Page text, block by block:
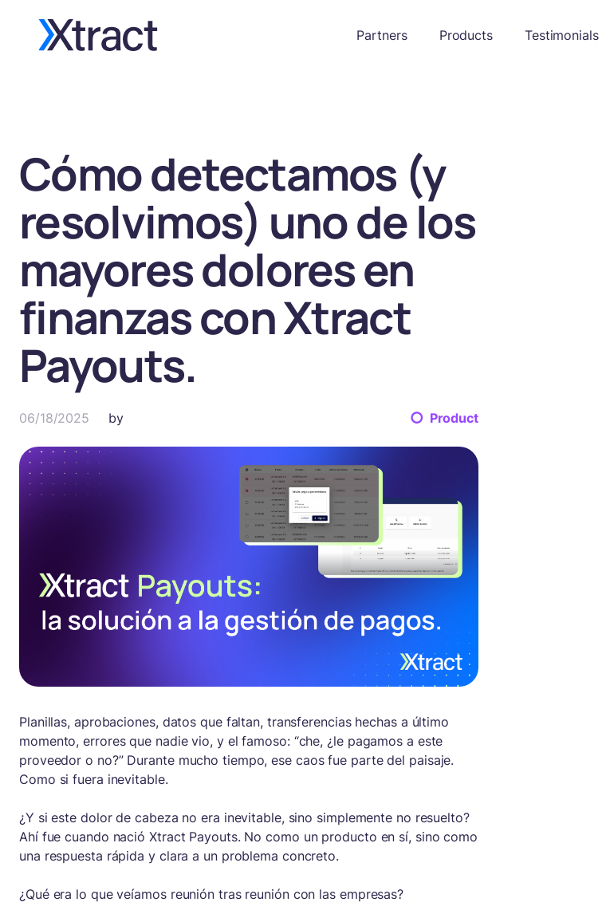
Partners Products Testimonials
Cómo detectamos (y
resolvimos) uno de los
mayores dolores en
finanzas con Xtract
Payouts.
06/18/2025 by Product
Planillas, aprobaciones, datos que faltan, transferencias hechas a último
momento, errores que nadie vio, y el famoso: “che, ¿le pagamos a este
proveedor o no?” Durante mucho tiempo, ese caos fue parte del paisaje.
Como si fuera inevitable.
¿Y si este dolor de cabeza no era inevitable, sino simplemente no resuelto?
Ahí fue cuando nació Xtract Payouts. No como un producto en sí, sino como
una respuesta rápida y clara a un problema concreto.
¿Qué era lo que veíamos reunión tras reunión con las empresas?